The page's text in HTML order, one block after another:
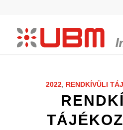
2022, RENDKÍVÜLI